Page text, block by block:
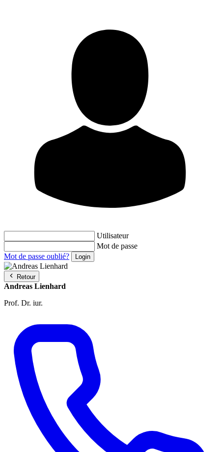
Utilisateur
Mot de passe
Mot de passe oublié?
Retour
Andreas Lienhard
Prof. Dr. iur.